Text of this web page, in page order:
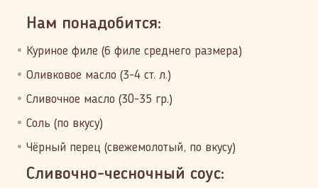
Нам понадобится:
Куриное филе (6 филе среднего размера)
Оливковое масло (3-4 ст. л.)
Сливочное масло (30-35 гр.)
Соль (по вкусу)
Чёрный перец (свежемолотый, по вкусу)
Сливочно-чесночный соус: